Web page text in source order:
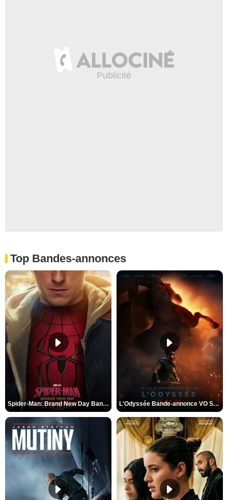
Top Bandes-annonces
Spider-Man: Brand New Day Bande-annonce VO STFR L'Odyssée Bande-annonce VO STFR